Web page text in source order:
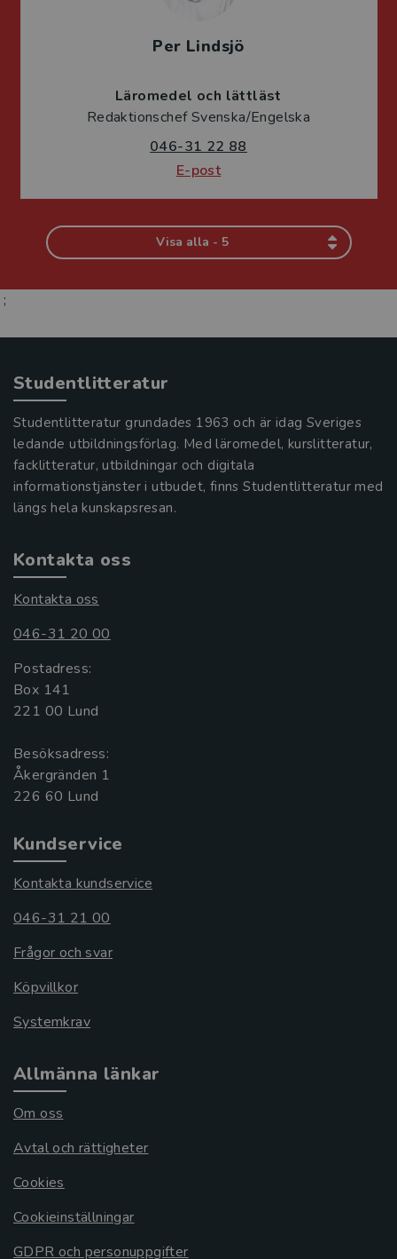
Per Lindsjö
Läromedel och lättläst
Redaktionschef Svenska/Engelska
046-31 22 88
E-post
Visa alla - 5
;
Studentlitteratur
Studentlitteratur grundades 1963 och är idag Sveriges
ledande utbildningsförlag. Med läromedel, kurslitteratur,
facklitteratur, utbildningar och digitala
informationstjänster i utbudet, finns Studentlitteratur med
längs hela kunskapsresan.
Kontakta oss
Kontakta oss
046-31 20 00
Postadress:
Box 141
221 00 Lund
Besöksadress:
Åkergränden 1
Kundservice
Kontakta kundservice
046-31 21 00
Frågor och svar
Köpvillkor
Systemkrav
Allmänna länkar
Om oss
Avtal och rättigheter
Cookies
Cookieinställningar
GDPR och personuppgifter